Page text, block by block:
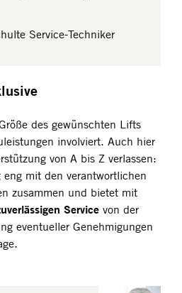
Service-Techniker
des gewünschten Lifts
involviert. Auch hier
von A bis Z verlassen:
mit den verantwortlichen
zusammen und bietet mit
Service von der
eventueller Genehmigungen